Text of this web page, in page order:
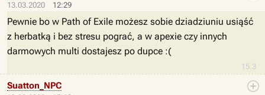
13.03.2020 12:29
15.3
Pewnie bo w Path of Exile możesz sobie dziadziuniu usiąść
z herbatką i bez stresu pograć, a w apexie czy innych
darmowych multi dostajesz po dupce :(
Suatton_NPC